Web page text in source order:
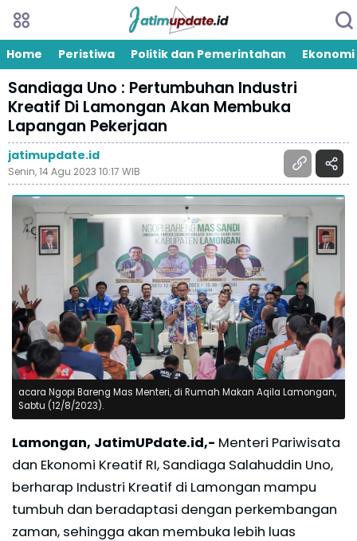
Home Peristiwa Politik dan Pemerintahan Ekonomi
Sandiaga Uno : Pertumbuhan Industri
Kreatif Di Lamongan Akan Membuka
Lapangan Pekerjaan
jatimupdate.id
Senin, 14 Agu 2023 10:17 WIB
acara Ngopi Bareng Mas Menteri, di Rumah Makan Aqila Lamongan,
Sabtu (12/8/2023).
Lamongan, JatimUPdate.id,- Menteri Pariwisata
dan Ekonomi Kreatif RI, Sandiaga Salahuddin Uno,
berharap Industri Kreatif di Lamongan mampu
tumbuh dan beradaptasi dengan perkembangan
zaman, sehingga akan membuka lebih luas